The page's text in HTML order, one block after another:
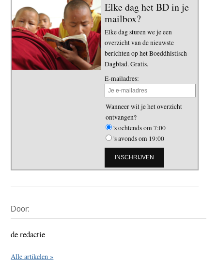
Elke dag het BD in je
mailbox?
Elke dag sturen we je een
overzicht van de nieuwste
berichten op het Boeddhistisch
Dagblad. Gratis.
E-mailadres:
Wanneer wil je het overzicht
ontvangen?
's ochtends om 7:00
's avonds om 19:00
Sidebar
Door:
de redactie
Alle artikelen »